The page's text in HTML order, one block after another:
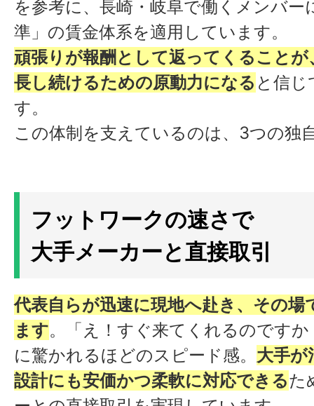
を参考に、長崎・岐阜で働くメンバー
準」の賃金体系を適用しています。
頑張りが報酬として返ってくること
長し続けるための原動力になる と信
す。
この体制を支えているのは、3つの独
フットワークの速さで
大手メーカーと直接取引
代表自らが迅速に現地へ赴き、その場
ます。「え！すぐ来てくれるのです
に驚かれるほどのスピード感。 大手が
設計にも安価かつ柔軟に対応できるた